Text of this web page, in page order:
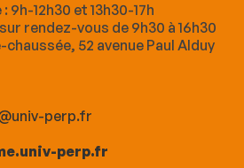
12h30 et 13h30-17h
rendez-vous de 9h30 à 16h30
52 avenue Paul Alduy
perp.fr
perp.fr